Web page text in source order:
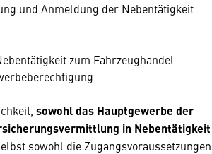
und Anmeldung der Nebentätigkeit
zum Fahrzeughandel
sowohl das Hauptgewerbe der
in Nebentätigkeit
sowohl die Zugangsvoraussetzungen